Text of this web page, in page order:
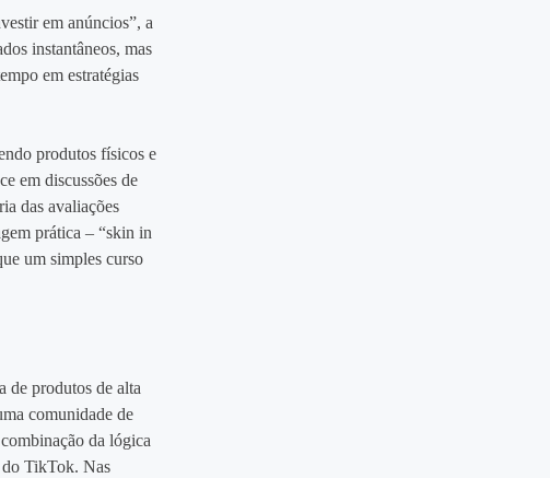
em anúncios”, a
instantâneos, mas
em estratégias
produtos físicos e
em discussões de
das avaliações
prática – “skin in
um simples curso
de produtos de alta
comunidade de
da lógica
do TikTok. Nas